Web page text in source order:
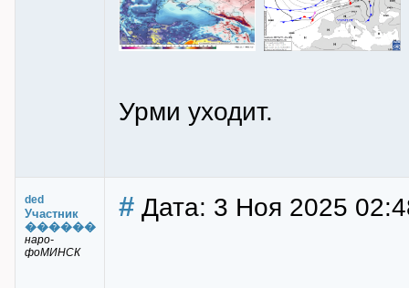
Урми уходит.
ded
Участник
������
наро-
фоМИНСК
# Дата: 3 Ноя 2025